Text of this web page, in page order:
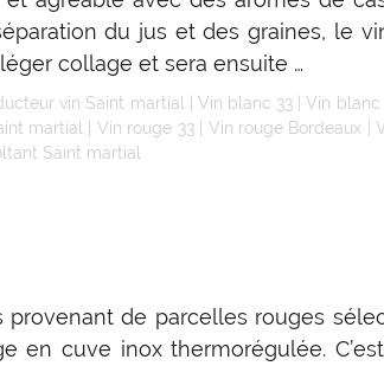
du jus et des graines, le
collage et sera ensuite …
vin Saint martial Vin blanc 33 |Vin blanc
martial Vin rouge 33| Vin rouge Bordeaux |
Saint martial
provenant de parcelles rouges
en cuve inox thermorégulée.